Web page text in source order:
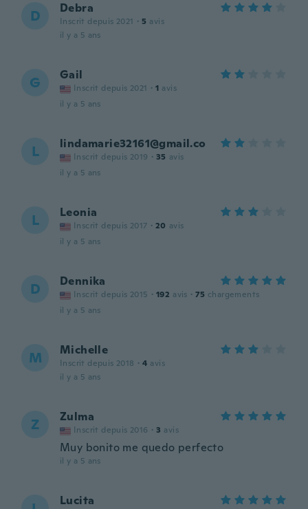
D Debra
Inscrit depuis 2021 · 5 avis
il y a 5 ans
G Gail
Inscrit depuis 2021 · 1 avis
il y a 5 ans
L lindamarie32161@gmail.co
Inscrit depuis 2019 · 35 avis
il y a 5 ans
L Leonia
Inscrit depuis 2017 · 20 avis
il y a 5 ans
D Dennika
Inscrit depuis 2015 · 192 avis · 75 chargements
il y a 5 ans
M Michelle
Inscrit depuis 2018 · 4 avis
il y a 5 ans
Z Zulma
Inscrit depuis 2016 · 3 avis
Muy bonito me quedo perfecto
il y a 5 ans
Lucita